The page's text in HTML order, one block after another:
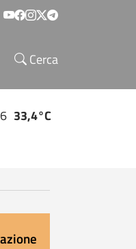
Social menu
Cerca
33,4°C